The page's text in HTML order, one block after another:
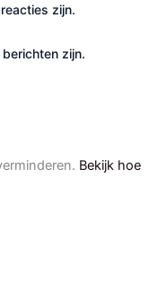
zijn.
zijn.
Bekijk hoe